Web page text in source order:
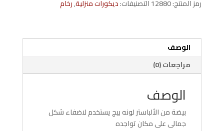
رمز المنتج:12880التصنيفات:ديكورات منزلية,رخام
الوصف
مراجعات (0)
الوصف
بيضة من الألباستر لونه بيج يستخدم لاضفاء شكل
جمالى على مكان تواجده